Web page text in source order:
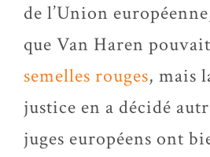
de l’Union
que Van Haren
semelles rouges, mais
justice en a décidé
juges européens ont